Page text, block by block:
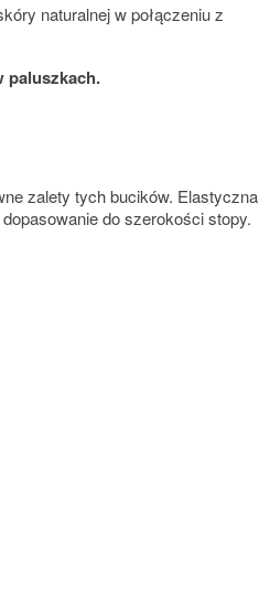
naturalnej w połączeniu z
paluszkach.
zalety tych bucików. Elastyczna
do szerokości stopy.